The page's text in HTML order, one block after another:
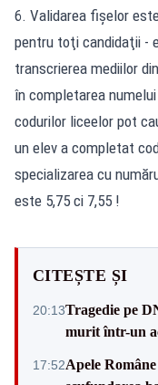
6. Validarea fişelor
pentru toţi candidaţii -
transcrierea mediilor
în completarea
codurilor liceelor pot
un elev a completat
specializarea cu
este 5,75 ci 7,55 !
CITEȘTE ȘI
20:13Tragedie pe
murit într-un
17:52Apele